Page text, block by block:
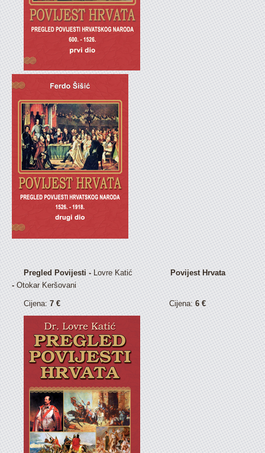
Pregled Povijesti -Lovre KatićPovijest Hrvata
-Otokar Keršovani
Cijena:7 €Cijena:6 €